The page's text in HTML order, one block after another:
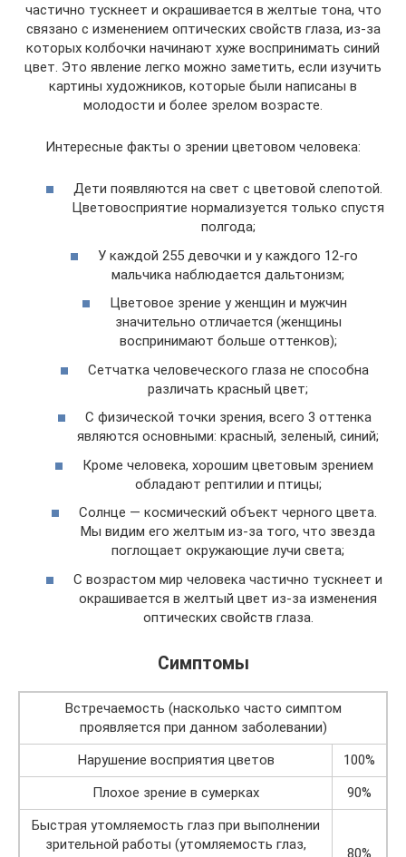
частично тускнеет и окрашивается в желтые тона, что
связано с изменением оптических свойств глаза, из-за
которых колбочки начинают хуже воспринимать синий
цвет. Это явление легко можно заметить, если изучить
картины художников, которые были написаны в
молодости и более зрелом возрасте.
Интересные факты о зрении цветовом человека:
Дети появляются на свет с цветовой слепотой.
Цветовосприятие нормализуется только спустя
полгода;
У каждой 255 девочки и у каждого 12-го
мальчика наблюдается дальтонизм;
Цветовое зрение у женщин и мужчин
значительно отличается (женщины
воспринимают больше оттенков);
Сетчатка человеческого глаза не способна
различать красный цвет;
С физической точки зрения, всего 3 оттенка
являются основными: красный, зеленый, синий;
Кроме человека, хорошим цветовым зрением
обладают рептилии и птицы;
Солнце — космический объект черного цвета.
Мы видим его желтым из-за того, что звезда
поглощает окружающие лучи света;
С возрастом мир человека частично тускнеет и
окрашивается в желтый цвет из-за изменения
оптических свойств глаза.
Симптомы
Вcтречаемость (насколько часто симптом
проявляется при данном заболевании)
Нарушение восприятия цветов
100%
Плохое зрение в сумерках
90%
Быстрая утомляемость глаз при выполнении
зрительной работы (утомляемость глаз,
80%